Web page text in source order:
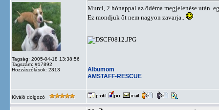
Tagság: 2005-04-18 13:38:56
Tagszám: #17892
Hozzászólások: 2813
Murci, 2 hónappal az ödéma megjelenése
Ez mondjuk őt nem nagyon zavarja..
Albumom
AMSTAFF-RESCUE
Kiváló dolgozó